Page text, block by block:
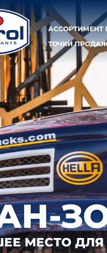
АССОРТИМЕНТ
ТОЧКИ
МЕСТО